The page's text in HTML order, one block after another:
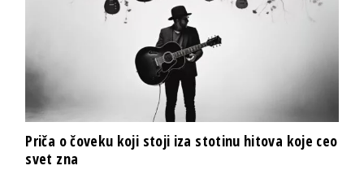
Priča o čoveku koji stoji iza stotinu hitova koje ceo
svet zna